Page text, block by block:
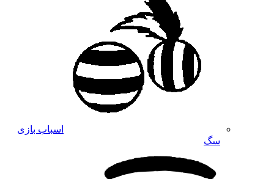
اسباب بازی
سگ